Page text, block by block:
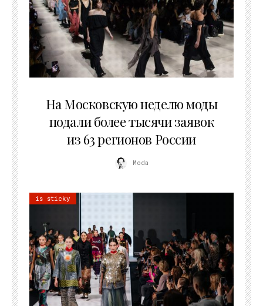
На Московскую неделю моды
подали более тысячи заявок
из 63 регионов России
Moda
is sticky